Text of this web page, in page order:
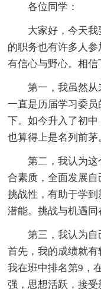
各位同学：
大家好，今天
的职务也有许多人
有信心与野心。相信
第一，我虽然
一直是历届学习委
下。如今升入了初
也算得上是名列前茅
第二，我认为
合素质，全面发展
挑战性，有助于学
潜能。挑战与机遇同
第三，我认为自
首先，我的成绩就
我在班中排名第9，
强，思想活跃，接